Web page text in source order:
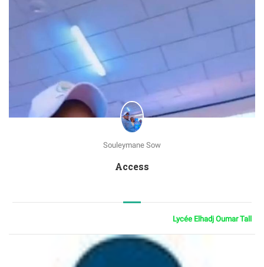
Souleymane Sow
Access
Lycée Elhadj Oumar Tall